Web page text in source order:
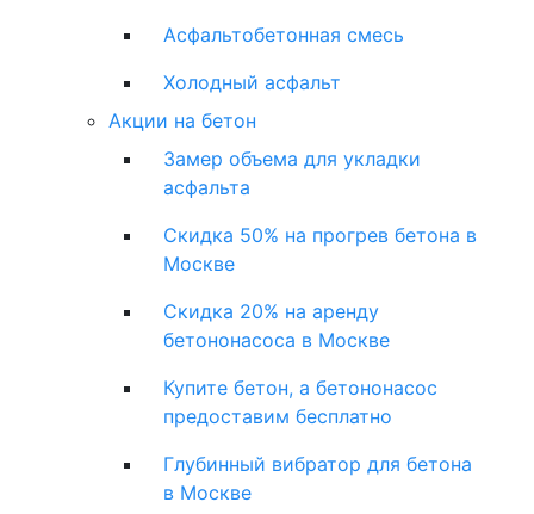
Асфальтобетонная смесь
Холодный асфальт
Акции на бетон
Замер объема для укладки
асфальта
Скидка 50% на прогрев бетона в
Москве
Скидка 20% на аренду
бетононасоса в Москве
Купите бетон, а бетононасос
предоставим бесплатно
Глубинный вибратор для бетона
в Москве